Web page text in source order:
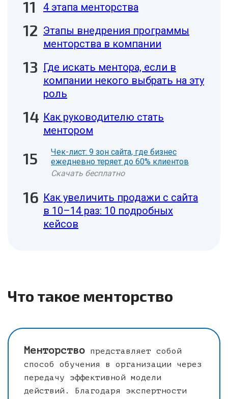
4 этапа менторства
Этапы внедрения программы
менторства в компании
Где искать ментора, если в
компании некого выбрать на эту
роль
Как руководителю стать
ментором
Чек-лист: 9 зон сайта, где бизнес
ежедневно теряет до 60% клиентов
Скачать бесплатно
Как увеличить продажи с сайта
в 10–14 раз: 10 подробных
кейсов
Что такое менторство
Менторство представляет собой
способ обучения в организации через
передачу эффективной модели
действий. Благодаря экспертности